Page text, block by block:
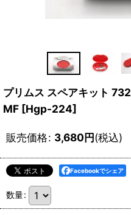
プリムス スペアキット
MF [Hgp-224]
販売価格: 3,680円(税込)
Facebookでシェア
数量: